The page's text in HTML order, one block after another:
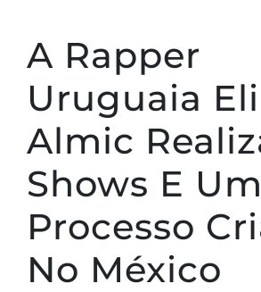
A Rapper
Uruguaia Eli
Almic
Shows E Um
Processo
No México